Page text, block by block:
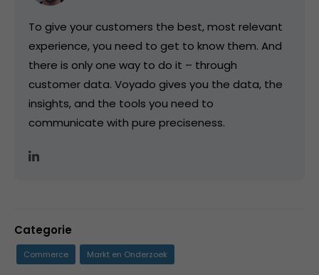
To give your customers the best, most relevant
experience, you need to get to know them. And
there is only one way to do it – through
customer data. Voyado gives you the data, the
insights, and the tools you need to
communicate with pure preciseness.
Categorie
Commerce Markt en Onderzoek